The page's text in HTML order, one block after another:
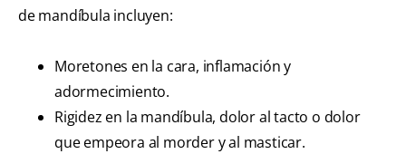
de mandíbula incluyen:
Moretones en la cara, inflamación y
adormecimiento.
Rigidez en la mandíbula, dolor al tacto o dolor
que empeora al morder y al masticar.